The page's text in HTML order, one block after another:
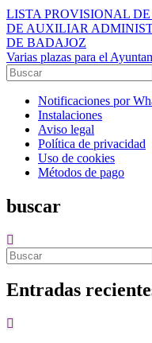
Navegación
de
entradas
LISTA PROVISIONAL
DE AUXILIAR
DE BADAJOZ
Varias plazas para el
Notificaciones por
Instalaciones
Aviso legal
Política de privacidad
Uso de cookies
Métodos de pago
buscar
Entradas